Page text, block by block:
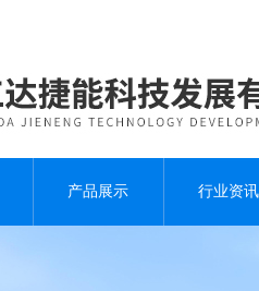
产品展示 行业资讯